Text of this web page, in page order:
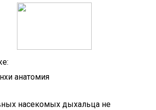
анатомия
насекомых дыхальца не